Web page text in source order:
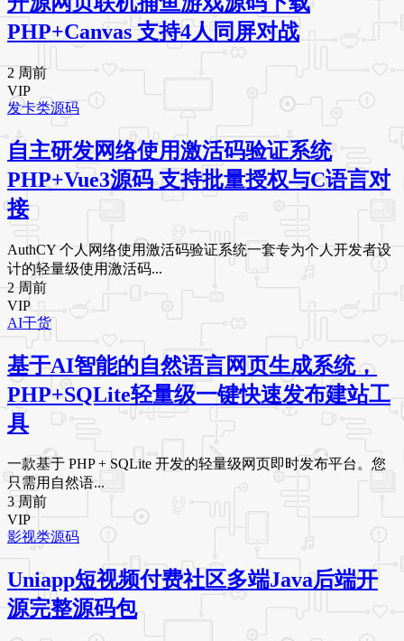
PHP+Canvas 支持4人同屏对战
2 周前
VIP
发卡类源码
自主研发网络使用激活码验证系统
PHP+Vue3源码 支持批量授权与C语言对
接
AuthCY 个人网络使用激活码验证系统一套专为个人开发者设
计的轻量级使用激活码...
2 周前
VIP
AI干货
基于AI智能的自然语言网页生成系统，
PHP+SQLite轻量级一键快速发布建站工
具
一款基于 PHP + SQLite 开发的轻量级网页即时发布平台。您
只需用自然语...
3 周前
VIP
影视类源码
Uniapp短视频付费社区多端Java后端开
源完整源码包